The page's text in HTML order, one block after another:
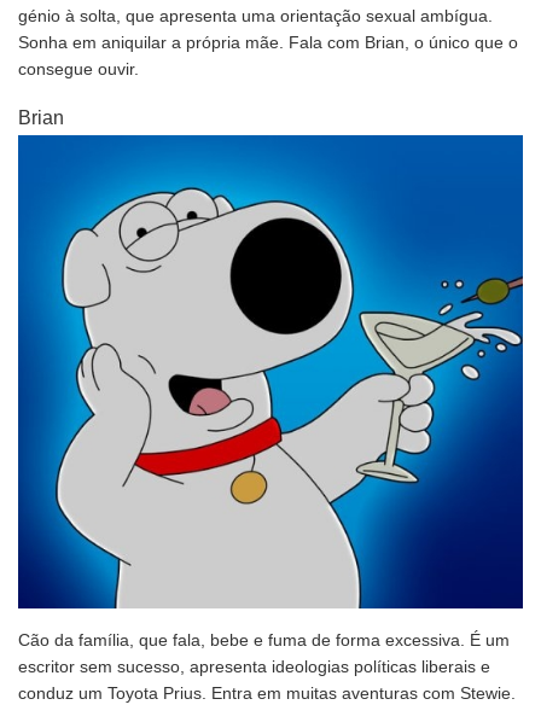
génio à solta, que apresenta uma orientação sexual ambígua.
Sonha em aniquilar a própria mãe. Fala com Brian, o único que o
consegue ouvir.
Brian
Cão da família, que fala, bebe e fuma de forma excessiva. É um
escritor sem sucesso, apresenta ideologias políticas liberais e
conduz um Toyota Prius. Entra em muitas aventuras com Stewie.